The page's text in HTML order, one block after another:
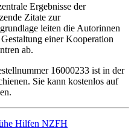
Ergebnisse der
Zitate zur
leiten die Autorinnen
einer Kooperation
ab.
16000233 ist in der
Sie kann kostenlos auf
Hilfen NZFH